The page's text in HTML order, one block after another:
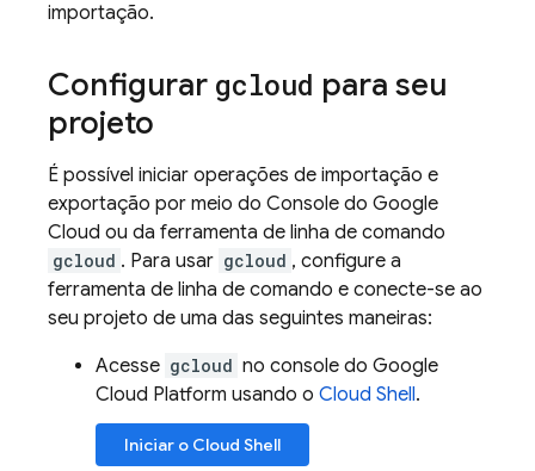
importação.
Configurar gcloud para seu
projeto
É possível iniciar operações de importação e
exportação por meio do Console do Google
Cloud ou da ferramenta de linha de comando
gcloud . Para usar gcloud , configure a
ferramenta de linha de comando e conecte-se ao
seu projeto de uma das seguintes maneiras:
Acesse gcloud no console do Google
Cloud Platform usando o Cloud Shell.
Iniciar o Cloud Shell